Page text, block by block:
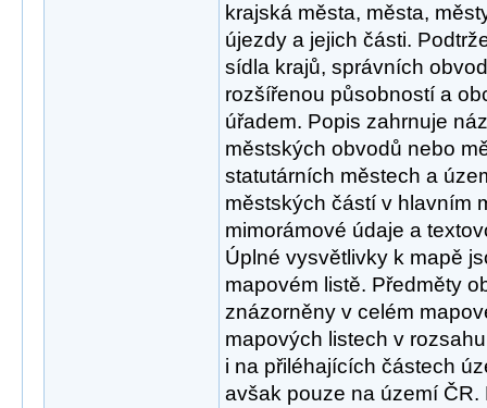
krajská města, města,
újezdy a jejich části.
sídla krajů, správních
rozšířenou působností a
úřadem. Popis zahrnuje
městských obvodů nebo
statutárních městech a
městských částí v hlavním
mimorámové údaje a
Úplné vysvětlivky k mapě
mapovém listě. Předměty
znázorněny v celém
mapových listech v
i na přiléhajících částech
avšak pouze na území